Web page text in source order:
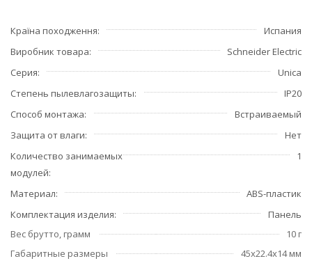
Країна походження
Испания
Виробник товара
Schneider Electric
Серия
Unica
Степень пылевлагозащиты
IP20
Способ монтажа
Встраиваемый
Защита от влаги
Нет
Количество занимаемых
модулей
1
Материал
ABS-пластик
Комплектация изделия
Панель
Вес брутто, грамм
10 г
Габаритные размеры
45x22.4x14 мм